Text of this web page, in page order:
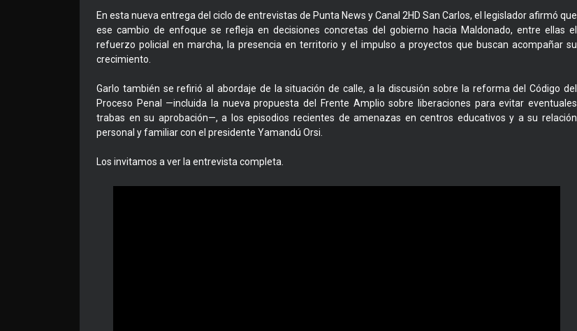
En esta nueva entrega del ciclo de entrevistas de Punta News y Canal 2HD San Carlos, el legislador afirmó que
ese cambio de enfoque se refleja en decisiones concretas del gobierno hacia Maldonado, entre ellas el
refuerzo policial en marcha, la presencia en territorio y el impulso a proyectos que buscan acompañar su
crecimiento.
Garlo también se refirió al abordaje de la situación de calle, a la discusión sobre la reforma del Código del
Proceso Penal —incluida la nueva propuesta del Frente Amplio sobre liberaciones para evitar eventuales
trabas en su aprobación—, a los episodios recientes de amenazas en centros educativos y a su relación
personal y familiar con el presidente Yamandú Orsi.
Los invitamos a ver la entrevista completa.